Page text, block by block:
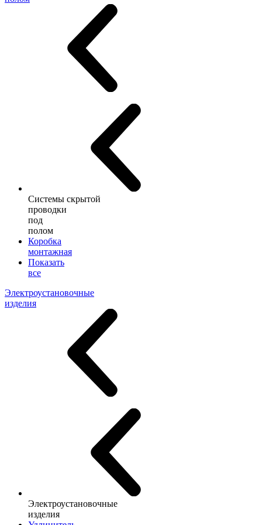
Системы скрытой
проводки
под
полом
Коробка
монтажная
Показать
все
Электроустановочные
изделия
Электроустановочные
изделия